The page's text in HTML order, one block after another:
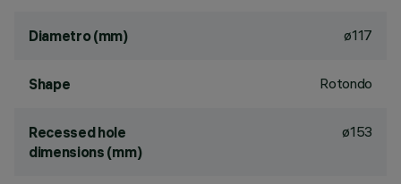
Diametro (mm) ø117
Shape Rotondo
Recessed hole
dimensions (mm)
ø153